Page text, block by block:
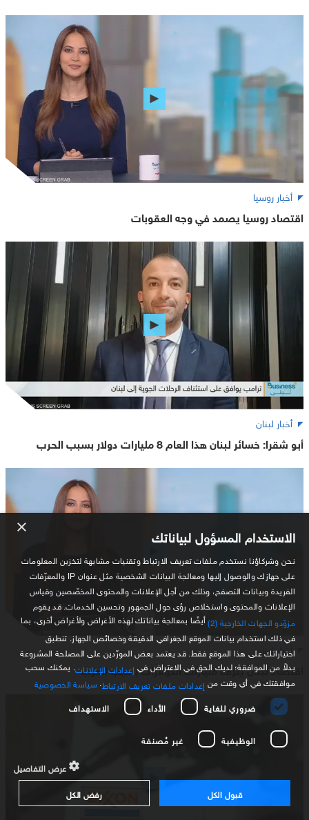
أخبار روسيا
اقتصاد روسيا يصمد في وجه العقوبات
أخبار لبنان
أبو شقرا: خسائر لبنان هذا العام 8 مليارات دولار بسبب الحرب
أخبار لبنان
اقتصاد لبنان ينزف مليارات الدولارات بسبب الحرب
× الاستخدام المسؤول لبياناتك
نحن وشركاؤنا نستخدم ملفات تعريف الارتباط وتقنيات مشابهة لتخزين المعلومات
على جهازك والوصول إليها ومعالجة البيانات الشخصية مثل عنوان IP والمعرّفات
الفريدة وبيانات التصفح، وذلك من أجل الإعلانات والمحتوى المخصّصين وقياس
الإعلانات والمحتوى واستخلاص رؤى حول الجمهور وتحسين الخدمات. قد يقوم
مزوّدو الجهات الخارجية (2)
أيضًا بمعالجة بياناتك لهذه الأغراض ولأغراض أخرى، بما
في ذلك استخدام بيانات الموقع الجغرافي الدقيقة وخصائص الجهاز. تنطبق
اختياراتك على هذا الموقع فقط. قد يعتمد بعض المورّدين على المصلحة المشروعة
بدلاً من الموافقة؛ لديك الحق في الاعتراض في إعدادات الإعلانات . يمكنك سحب
موافقتك في أي وقت من إعدادات ملفات تعريف الارتباط سياسة الخصوصية
ضروري للغاية
الأداء الاستهداف
الوظيفية غير مُصنفة
عرض التفاصيل
قبول الكل
رفض الكل